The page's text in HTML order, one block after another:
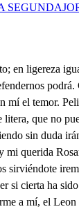
SEGUNDA
hallo buena. Vos sois mi remedio ya. Tal valor no me prometo, que soy mujer en efecto. Pues en eso el caso está. La victoria es muy impropia. en el mujéril valor. Y esta más, pues no es menor, que venceros a vos propria. Con tanto cuidado estoy, que nada entenderos puedo Bien podéis perder el miedo, de esto mi palabra os doy. Justo es ya desengañaros, advertid que este ruido, fue por mi orden fingido, por tener lugar de hablaros. Que la Reina que ha notado el fuego de mi afición, por más ligera ocasión nunca dejará mi lado. Y pues mi suerte ha querido lograr mi engaño amoroso, y a punto tan venturoso mi deseo ha conducido. Permitid bella Rosarda dar licencia a mis suspiros, para que pueda